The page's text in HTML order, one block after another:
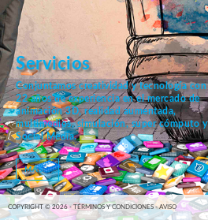
Servicios
Conjuntamos creatividad y tecnología con
22 años de experiencia en el mercado de
animación 3D, realidad aumentada,
multimedios, simulación, super cómputo y
Social Media.
MÁS...
COPYRIGHT © 2026 - TÉRMINOS Y CONDICIONES -AVISO